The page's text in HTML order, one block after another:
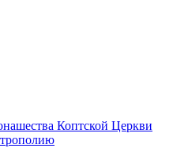
Коптской Церкви